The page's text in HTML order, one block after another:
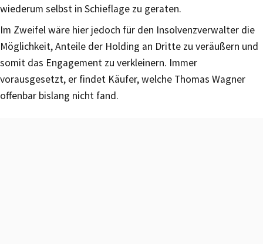
wiederum selbst in Schieflage zu geraten.
Im Zweifel wäre hier jedoch für den Insolvenzverwalter die
Möglichkeit, Anteile der Holding an Dritte zu veräußern und
somit das Engagement zu verkleinern. Immer
vorausgesetzt, er findet Käufer, welche Thomas Wagner
offenbar bislang nicht fand.